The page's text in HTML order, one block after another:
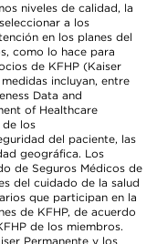
niveles de calidad, la
a los
en los planes del
como lo hace para
de KFHP (Kaiser
incluyan, entre
Data and
of Healthcare
de los
del paciente, las
geográfica. Los
de Seguros Médicos de
del cuidado de la salud
que participan en la
de KFHP, de acuerdo
de los miembros.
Permanente y los